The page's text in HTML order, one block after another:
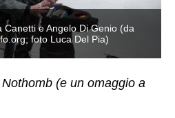
Canetti e Angelo Di Genio (da
foto Luca Del Pia)
(e un omaggio a